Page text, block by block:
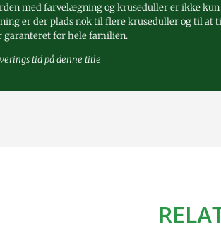
med farvelægning og kruseduller er ikke
er der plads nok til flere kruseduller og til at
garanteret for hele familien.
tid på denne title